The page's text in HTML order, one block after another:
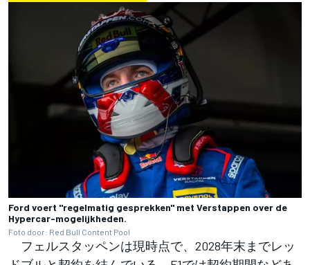
Ford voert "regelmatig gesprekken" met Verstappen over de
Hypercar-mogelijkheden.
Foto door: Red Bull Content Pool
フェルスタッペンは現時点で、2028年末までレッ